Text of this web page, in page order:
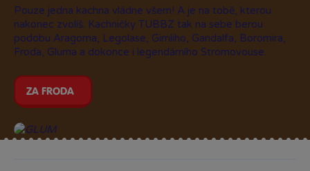
Pouze jedna kachna vládne všem! A je na tobě, kterou
nakonec zvolíš. Kachničky TUBBZ tak na sebe berou
podobu Aragorna, Legolase, Gimliho, Gandalfa, Boromira,
Froda, Gluma a dokonce i legendárního Stromovouse.
ZA FRODA